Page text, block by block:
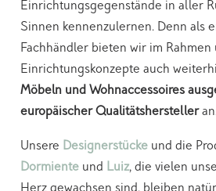
Einrichtungsgegenstände in aller
Sinnen kennenzulernen. Denn als
Fachhändler bieten wir im Rahmen
Einrichtungskonzepte auch
Möbeln und Wohnaccessoires
europäischer Qualitätshersteller
Unsere Designerstücke und die
Dormienteund Luiz, die vielen